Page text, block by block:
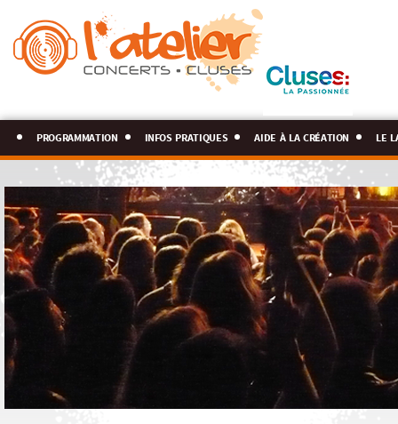
programmation infos pratiques aide à la création le